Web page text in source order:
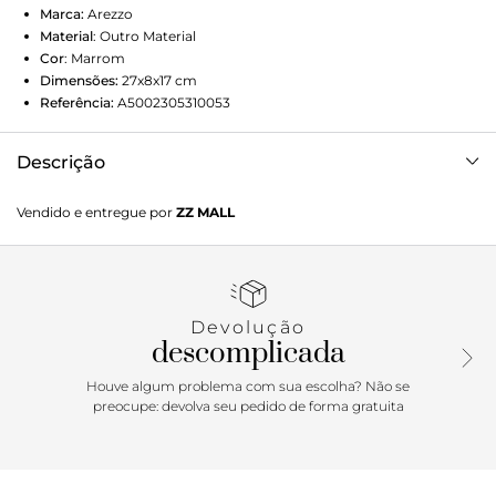
Marca: Arezzo
Material: Outro Material
Cor: Marrom
Dimensões: 27x8x17 cm
Referência: A5002305310053
Descrição
formato estruturado, capa frontal e tampo com costuras
em matelassê bombadas e inscrição discreta do nome da
metálica dupla com tiras de couro entrelaçadas e
vazados. Possui fecho em tampo frontal e encaixe em peça
metálica. Com forro e divisória interna.
Vendido e entregue por ZZ MALL
Devolução
descomplicada
Houve algum problema com sua escolha? Não se
preocupe: devolva seu pedido de forma gratuita